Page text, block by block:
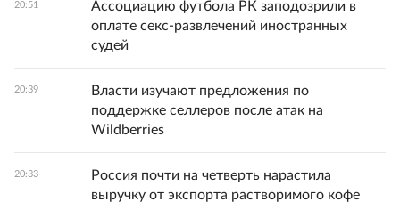
20:51
Ассоциацию футбола РК заподозрили в
оплате секс-развлечений иностранных
судей
20:39
Власти изучают предложения по
поддержке селлеров после атак на
Wildberries
20:33
Россия почти на четверть нарастила
выручку от экспорта растворимого кофе